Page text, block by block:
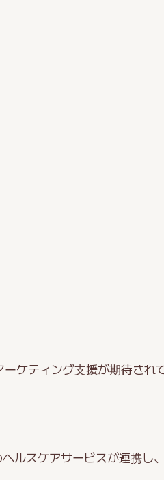
ケティング支援が期待され
ルスケアサービスが連携し